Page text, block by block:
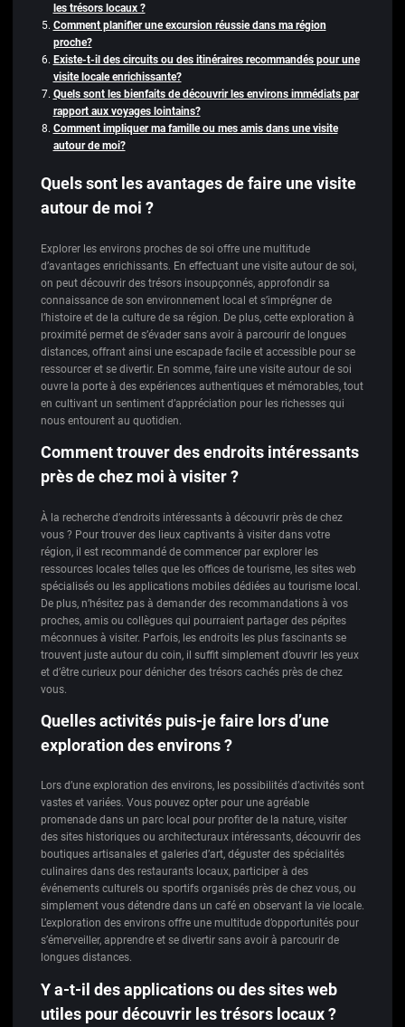
les trésors locaux ?
Comment planifier une excursion réussie dans ma région
proche?
Existe-t-il des circuits ou des itinéraires recommandés pour une
visite locale enrichissante?
Quels sont les bienfaits de découvrir les environs immédiats par
rapport aux voyages lointains?
Comment impliquer ma famille ou mes amis dans une visite
autour de moi?
Quels sont les avantages de faire une visite
autour de moi ?
Explorer les environs proches de soi offre une multitude
d’avantages enrichissants. En effectuant une visite autour de soi,
on peut découvrir des trésors insoupçonnés, approfondir sa
connaissance de son environnement local et s’imprégner de
l’histoire et de la culture de sa région. De plus, cette exploration à
proximité permet de s’évader sans avoir à parcourir de longues
distances, offrant ainsi une escapade facile et accessible pour se
ressourcer et se divertir. En somme, faire une visite autour de soi
ouvre la porte à des expériences authentiques et mémorables, tout
en cultivant un sentiment d’appréciation pour les richesses qui
nous entourent au quotidien.
Comment trouver des endroits intéressants
près de chez moi à visiter ?
À la recherche d’endroits intéressants à découvrir près de chez
vous ? Pour trouver des lieux captivants à visiter dans votre
région, il est recommandé de commencer par explorer les
ressources locales telles que les offices de tourisme, les sites web
spécialisés ou les applications mobiles dédiées au tourisme local.
De plus, n’hésitez pas à demander des recommandations à vos
proches, amis ou collègues qui pourraient partager des pépites
méconnues à visiter. Parfois, les endroits les plus fascinants se
trouvent juste autour du coin, il suffit simplement d’ouvrir les yeux
et d’être curieux pour dénicher des trésors cachés près de chez
vous.
Quelles activités puis-je faire lors d’une
exploration des environs ?
Lors d’une exploration des environs, les possibilités d’activités sont
vastes et variées. Vous pouvez opter pour une agréable
promenade dans un parc local pour profiter de la nature, visiter
des sites historiques ou architecturaux intéressants, découvrir des
boutiques artisanales et galeries d’art, déguster des spécialités
culinaires dans des restaurants locaux, participer à des
événements culturels ou sportifs organisés près de chez vous, ou
simplement vous détendre dans un café en observant la vie locale.
L’exploration des environs offre une multitude d’opportunités pour
s’émerveiller, apprendre et se divertir sans avoir à parcourir de
longues distances.
Y a-t-il des applications ou des sites web
utiles pour découvrir les trésors locaux ?